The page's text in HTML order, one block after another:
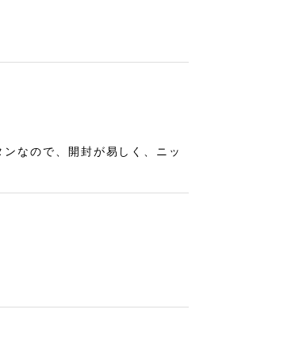
なので、開封が易しく、ニッ